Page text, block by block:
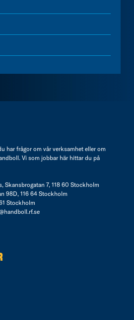
har frågor om vår verksamhet eller om
Vi som jobbar här hittar du på
Skansbrogatan 7, 118 60 Stockholm
98D, 116 64 Stockholm
Stockholm